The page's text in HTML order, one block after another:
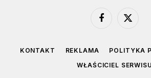
Facebook
X
KONTAKT REKLAMA
POLITYKA
WŁAŚCICIEL SERWISU